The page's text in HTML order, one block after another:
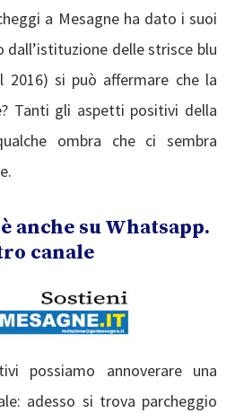
a Mesagne ha dato i suoi
dall’istituzione delle strisce blu
2016) si può affermare che la
Tanti gli aspetti positivi della
ombra che ci sembra
anche su Whatsapp.
canale
possiamo annoverare una
adesso si trova parcheggio